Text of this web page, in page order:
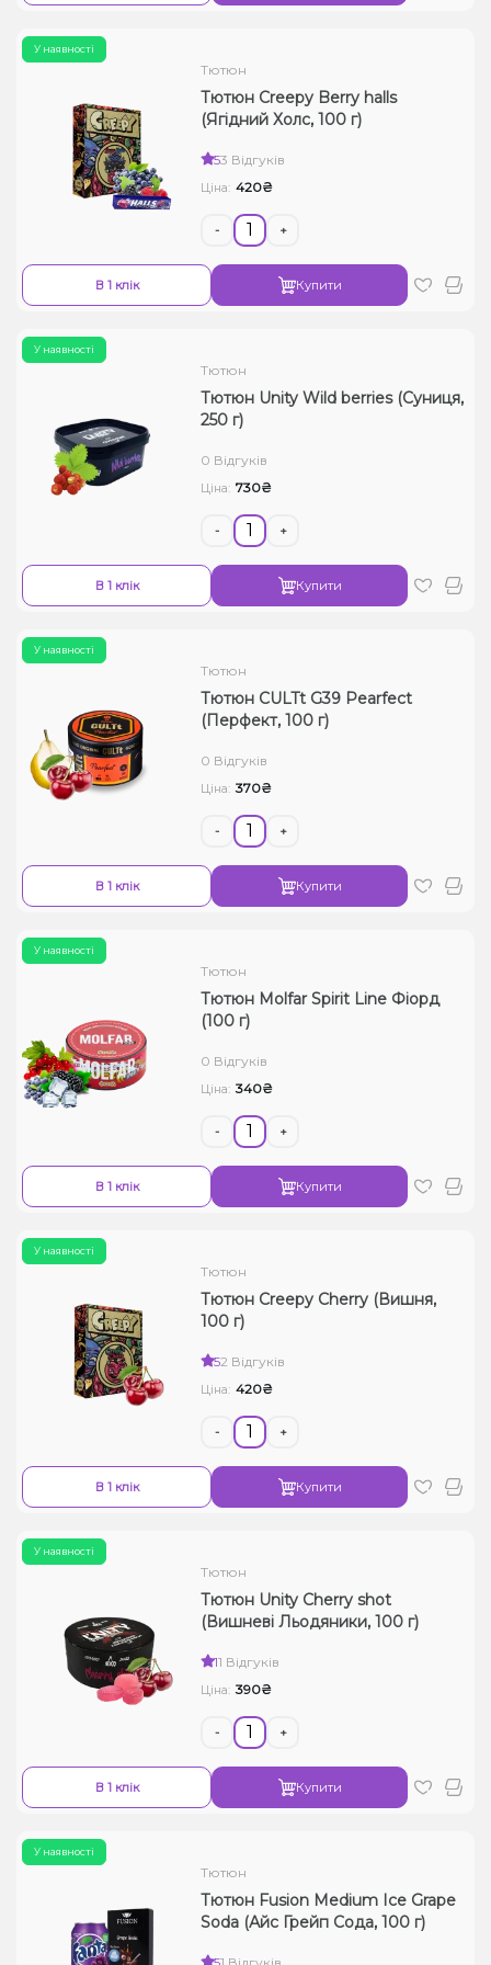
У наявності
Тютюн
Тютюн Creepy Berry halls
(Ягідний Холс, 100 г)
53 Відгуків
Ціна: 420₴
- +
В 1 клік Купити
У наявності
Тютюн
Тютюн Unity Wild berries (Суниця,
250 г)
0 Відгуків
Ціна: 730₴
- +
В 1 клік Купити
У наявності
Тютюн
Тютюн CULTt G39 Pearfect
(Перфект, 100 г)
0 Відгуків
Ціна: 370₴
- +
В 1 клік Купити
У наявності
Тютюн
Тютюн Molfar Spirit Line Фіорд
(100 г)
0 Відгуків
Ціна: 340₴
- +
В 1 клік Купити
У наявності
Тютюн
Тютюн Creepy Cherry (Вишня,
100 г)
52 Відгуків
Ціна: 420₴
- +
В 1 клік Купити
У наявності
Тютюн
Тютюн Unity Cherry shot
(Вишневі Льодяники, 100 г)
11 Відгуків
Ціна: 390₴
- +
В 1 клік Купити
У наявності
Тютюн
Тютюн Fusion Medium Ice Grape
Soda (Айс Грейп Сода, 100 г)